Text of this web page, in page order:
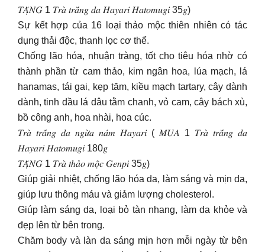
𝑇𝐴̣̆𝑁𝐺 1 𝑇𝑟𝑎̀ 𝑡𝑟𝑎̆́𝑛𝑔 𝑑𝑎 𝐻𝑎𝑦𝑎𝑟𝑖 𝐻𝑎𝑡𝑜𝑚𝑢𝑔𝑖 35𝑔)
Sự kết hợp của 16 loại thảo mộc thiên nhiên có tác
dụng thải độc, thanh lọc cơ thể.
Chống lão hóa, nhuận tràng, tốt cho tiêu hóa nhờ có
thành phần từ cam thảo, kim ngân hoa, lúa mạch, lá
hanamas, tái gai, kẹp tăm, kiều mạch tartary, cây dành
dành, tinh dầu lá dâu tằm chanh, vỏ cam, cây bách xù,
bồ công anh, hoa nhài, hoa cúc.
𝑇𝑟𝑎̀ 𝑡𝑟𝑎̆́𝑛𝑔 𝑑𝑎 𝑛𝑔𝑢̛̀𝑎 𝑛𝑎́𝑚 𝐻𝑎𝑦𝑎𝑟𝑖 ( 𝑀𝑈𝐴 1 𝑇𝑟𝑎̀ 𝑡𝑟𝑎̆́𝑛𝑔 𝑑𝑎
𝐻𝑎𝑦𝑎𝑟𝑖 𝐻𝑎𝑡𝑜𝑚𝑢𝑔𝑖 180𝑔
𝑇𝐴̣̆𝑁𝐺 1 𝑇𝑟𝑎̀ 𝑡ℎ𝑎̉𝑜 𝑚𝑜̣̂𝑐 𝐺𝑒𝑛𝑝𝑖 35𝑔)
Giúp giải nhiệt, chống lão hóa da, làm sáng và mịn da,
giúp lưu thông máu và giảm lượng cholesterol.
Giúp làm sáng da, loại bỏ tàn nhang, làm da khỏe và
đẹp lên từ bên trong.
Chăm body và làn da sáng mịn hơn mỗi ngày từ bên